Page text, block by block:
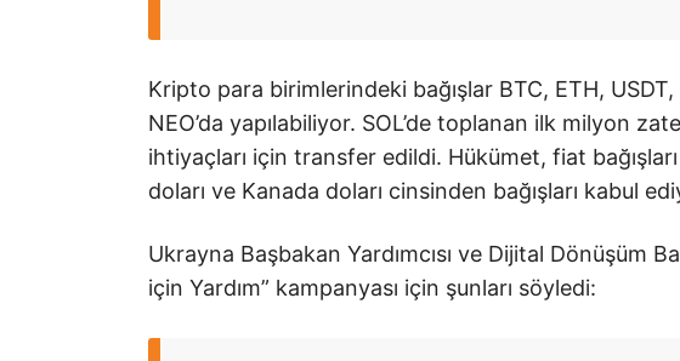
Kripto para birimlerindeki bağışlar BTC, ETH, USDT,
NEO’da yapılabiliyor. SOL’de toplanan ilk milyon
ihtiyaçları için transfer edildi. Hükümet, fiat
doları ve Kanada doları cinsinden bağışları kabul
Ukrayna Başbakan Yardımcısı ve Dijital Dönüşüm
için Yardım” kampanyası için şunları söyledi: